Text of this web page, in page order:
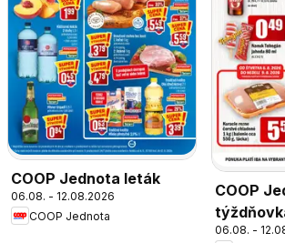
COOP Jednota leták
06.08. - 12.08.2026
COOP Jednota
COOP
06.08. -